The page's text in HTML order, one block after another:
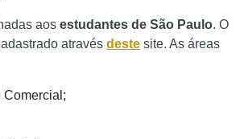
aos estudantes de São Paulo. O
através deste site. As áreas
Comercial;